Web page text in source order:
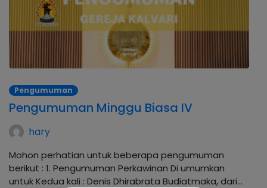
Pengumuman
Pengumuman Minggu Biasa IV
hary
Mohon perhatian untuk beberapa pengumuman
berikut : 1. Pengumuman Perkawinan Di umumkan
untuk Kedua kali : Denis Dhirabrata Budiatmaka, dari…